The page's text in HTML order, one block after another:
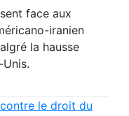
face aux
iranien
la hausse
le droit du